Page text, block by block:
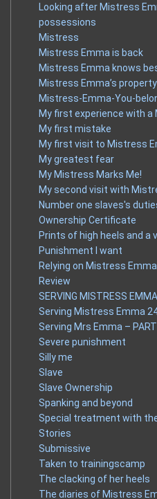
Looking after Mistress
possessions
Mistress
Mistress Emma is back
Mistress Emma knows
Mistress Emma’s property
Mistress-Emma-You-
My first experience with
My first mistake
My first visit to Mistress
My greatest fear
My Mistress Marks Me!
My second visit with
Number one slaves's
Ownership Certificate
Prints of high heels and a
Punishment I want
Relying on Mistress Emma
Review
SERVING MISTRESS EMMA
Serving Mistress Emma
Serving Mrs Emma –
Severe punishment
Silly me
Slave
Slave Ownership
Spanking and beyond
Special treatment with
Stories
Submissive
Taken to trainingscamp
The clacking of her heels
The diaries of Mistress